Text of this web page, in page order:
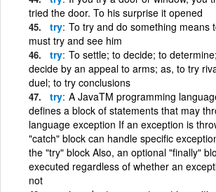
tried the door. To his surprise it opened
try To try and do something means
must try and see him
try To settle; to decide; to
decide by an appeal to arms; as, to try
duel; to try conclusions
try A JavaTM programming
defines a block of statements that may
language exception If an exception is
"catch" block can handle specific
the "try" block Also, an optional "finally"
executed regardless of whether an
not